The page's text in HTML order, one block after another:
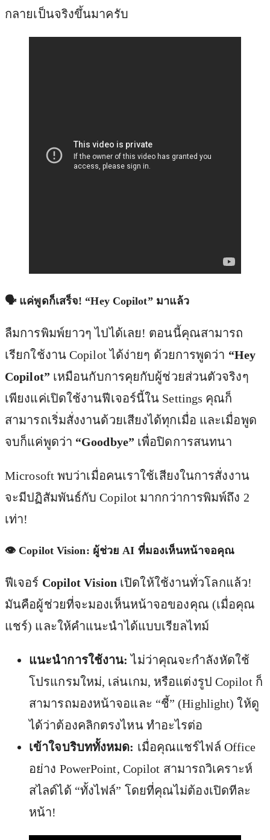
กลายเป็นจริงขึ้นมาครับ
🗣️ แค่พูดก็เสร็จ! “Hey Copilot” มาแล้ว
ลืมการพิมพ์ยาวๆ ไปได้เลย! ตอนนี้คุณสามารถ
เรียกใช้งาน Copilot ได้ง่ายๆ ด้วยการพูดว่า “Hey
Copilot” เหมือนกับการคุยกับผู้ช่วยส่วนตัวจริงๆ
เพียงแค่เปิดใช้งานฟีเจอร์นี้ใน Settings คุณก็
สามารถเริ่มสั่งงานด้วยเสียงได้ทุกเมื่อ และเมื่อพูด
จบก็แค่พูดว่า “Goodbye” เพื่อปิดการสนทนา
Microsoft พบว่าเมื่อคนเราใช้เสียงในการสั่งงาน
จะมีปฏิสัมพันธ์กับ Copilot มากกว่าการพิมพ์ถึง 2
เท่า!
👁️ Copilot Vision: ผู้ช่วย AI ที่มองเห็นหน้าจอคุณ
ฟีเจอร์ Copilot Vision เปิดให้ใช้งานทั่วโลกแล้ว!
มันคือผู้ช่วยที่จะมองเห็นหน้าจอของคุณ (เมื่อคุณ
แชร์) และให้คำแนะนำได้แบบเรียลไทม์
แนะนำการใช้งาน: ไม่ว่าคุณจะกำลังหัดใช้
โปรแกรมใหม่, เล่นเกม, หรือแต่งรูป Copilot ก็
สามารถมองหน้าจอและ “ชี้” (Highlight) ให้ดู
ได้ว่าต้องคลิกตรงไหน ทำอะไรต่อ
เข้าใจบริบททั้งหมด: เมื่อคุณแชร์ไฟล์ Office
อย่าง PowerPoint, Copilot สามารถวิเคราะห์
สไลด์ได้ “ทั้งไฟล์” โดยที่คุณไม่ต้องเปิดทีละ
หน้า!